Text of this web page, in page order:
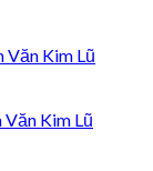
Kim Lũ
Kim Lũ